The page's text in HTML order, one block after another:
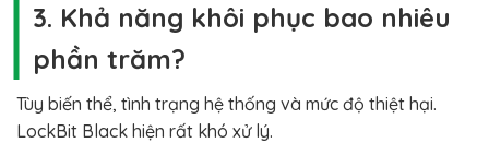
3. Khả năng khôi phục bao nhiêu
phần trăm?
Tùy biến thể, tình trạng hệ thống và mức độ thiệt hại.
LockBit Black hiện rất khó xử lý.